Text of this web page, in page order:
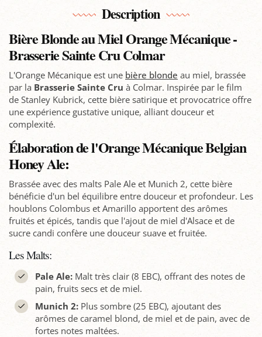
Description
Bière Blonde au Miel Orange Mécanique -
Brasserie Sainte Cru Colmar
L'Orange Mécanique est une bière blonde au miel, brassée
par la Brasserie Sainte Cru à Colmar. Inspirée par le film
de Stanley Kubrick, cette bière satirique et provocatrice offre
une expérience gustative unique, alliant douceur et
complexité.
Élaboration de l'Orange Mécanique Belgian
Honey Ale:
Brassée avec des malts Pale Ale et Munich 2, cette bière
bénéficie d'un bel équilibre entre douceur et profondeur. Les
houblons Colombus et Amarillo apportent des arômes
fruités et épicés, tandis que l'ajout de miel d'Alsace et de
sucre candi confère une douceur suave et fruitée.
Les Malts:
Pale Ale:Malt très clair (8 EBC), offrant des notes de
pain, fruits secs et de miel.
Munich 2:Plus sombre (25 EBC), ajoutant des
arômes de caramel blond, de miel et de pain, avec de
fortes notes maltées.